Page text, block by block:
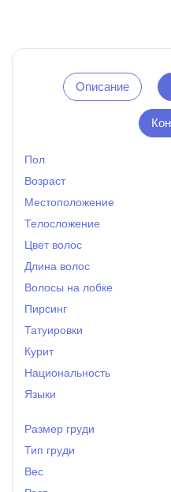
Описание
Пол
Возраст
Местоположение
Телосложение
Цвет волос
Длина волос
Волосы на лобке
Пирсинг
Татуировки
Курит
Национальность
Языки
Размер груди
Тип груди
Вес